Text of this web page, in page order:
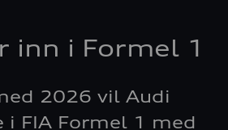
inn i Formel 1
2026 vil Audi
i FIA Formel 1 med